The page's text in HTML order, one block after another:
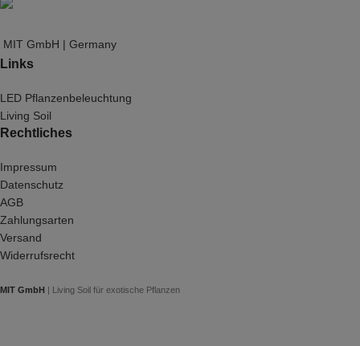
MIT GmbH | Germany
Links
LED Pflanzenbeleuchtung
Living Soil
Rechtliches
Impressum
Datenschutz
AGB
Zahlungsarten
Versand
Widerrufsrecht
MIT GmbH | Living Soil für exotische Pflanzen